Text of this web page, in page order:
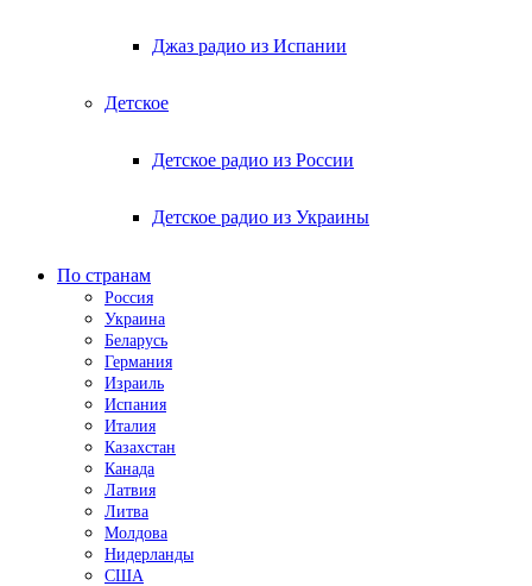
Джаз радио из Испании
Детское
Детское радио из России
Детское радио из Украины
По странам
Россия
Украина
Беларусь
Германия
Израиль
Испания
Италия
Казахстан
Канада
Латвия
Литва
Молдова
Нидерланды
США